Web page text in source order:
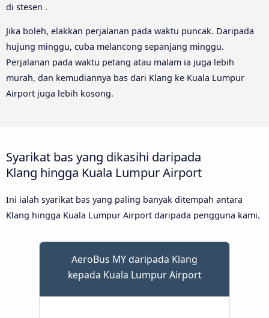
di stesen .
Jika boleh, elakkan perjalanan pada waktu puncak. Daripada
hujung minggu, cuba melancong sepanjang minggu.
Perjalanan pada waktu petang atau malam ia juga lebih
murah, dan kemudiannya bas dari Klang ke Kuala Lumpur
Airport juga lebih kosong.
Syarikat bas yang dikasihi daripada
Klang hingga Kuala Lumpur Airport
Ini ialah syarikat bas yang paling banyak ditempah antara
Klang hingga Kuala Lumpur Airport daripada pengguna kami.
AeroBus MY daripada Klang
kepada Kuala Lumpur Airport